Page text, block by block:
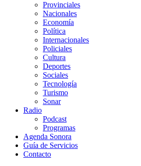
Provinciales
Nacionales
Economía
Política
Internacionales
Policiales
Cultura
Deportes
Sociales
Tecnología
Turismo
Sonar
Radio
Podcast
Programas
Agenda Sonora
Guía de Servicios
Contacto